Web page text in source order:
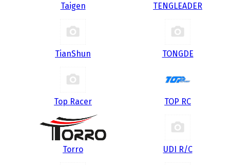
Taigen TENGLEADER
TianShun TONGDE
Top Racer TOP RC
Torro UDI R/С